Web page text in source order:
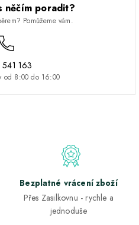
něčím poradit?
Pomůžeme vám.
163
od 8:00 do 16:00
Bezplatné vrácení zboží
Přes Zasilkovnu - rychle a
jednoduše